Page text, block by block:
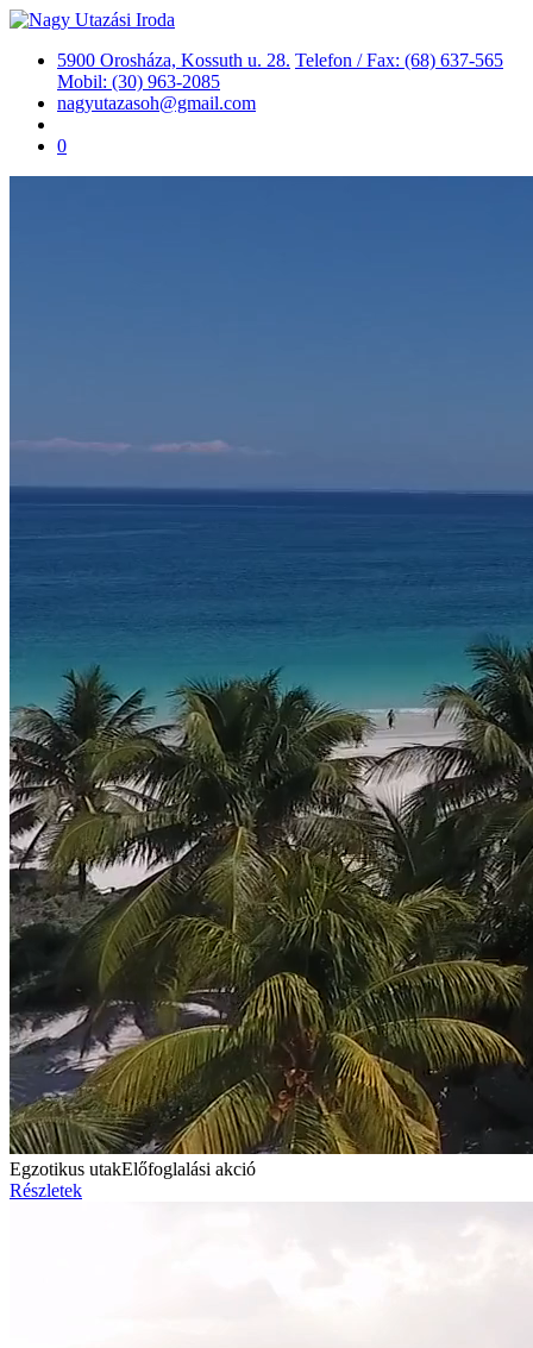
5900 Orosháza, Kossuth u. 28. Telefon / Fax: (68) 637-565
Mobil: (30) 963-2085
nagyutazasoh@gmail.com
0
Egzotikus utakElőfoglalási akció
Részletek